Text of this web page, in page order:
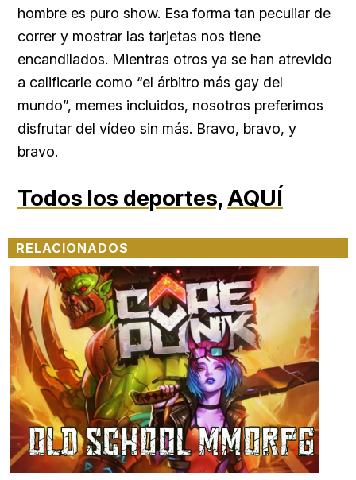
hombre es puro show. Esa forma tan peculiar de
correr y mostrar las tarjetas nos tiene
encandilados. Mientras otros ya se han atrevido
a calificarle como “el árbitro más gay del
mundo”, memes incluidos, nosotros preferimos
disfrutar del vídeo sin más. Bravo, bravo, y
bravo.
Todos los deportes,AQUÍ
RELACIONADOS